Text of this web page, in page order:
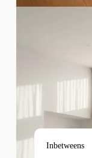
Inbetweens